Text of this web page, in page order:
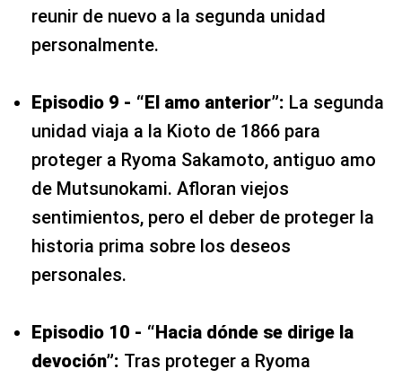
reunir de nuevo a la segunda unidad
personalmente.
Episodio 9 - “El amo anterior”: La segunda
unidad viaja a la Kioto de 1866 para
proteger a Ryoma Sakamoto, antiguo amo
de Mutsunokami. Afloran viejos
sentimientos, pero el deber de proteger la
historia prima sobre los deseos
personales.
Episodio 10 - “Hacia dónde se dirige la
devoción”: Tras proteger a Ryoma